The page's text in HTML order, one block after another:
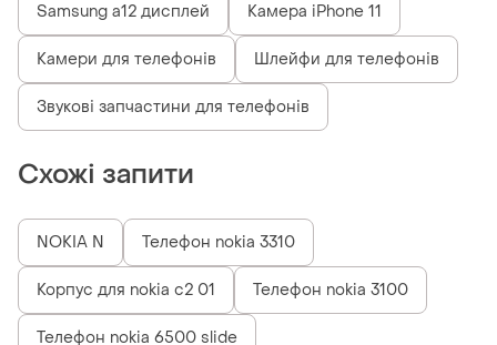
Samsung a12 дисплей Камера iPhone 11
Камери для телефонів Шлейфи для телефонів
Звукові запчастини для телефонів
Схожі запити
NOKIA N Телефон nokia 3310
Корпус для nokia c2 01 Телефон nokia 3100
Телефон nokia 6500 slide